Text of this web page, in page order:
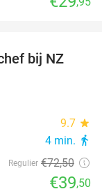
46%
bij NZ
9.7 star
4 min. directions_walk
Regulier €72,50
€39,50